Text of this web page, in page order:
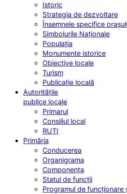
Istoric
Strategia de dezvoltare
Însemnele specifice
Simbolurile Naționale
Populația
Monumente istorice
Obiective locale
Turism
Publicație locală
Autoritățile
publice locale
Primarul
Consiliul local
RUTI
Primăria
Conducerea
Organigrama
Componența
Statul de funcții
Programul de funcționare